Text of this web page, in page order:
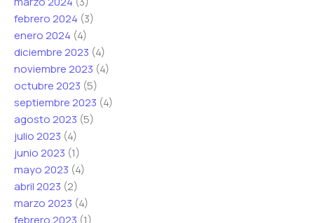
febrero 2024 (3)
enero 2024 (4)
diciembre 2023 (4)
noviembre 2023 (4)
octubre 2023 (5)
septiembre 2023 (4)
agosto 2023 (5)
julio 2023 (4)
junio 2023 (1)
mayo 2023 (4)
abril 2023 (2)
marzo 2023 (4)
febrero 2023 (1)